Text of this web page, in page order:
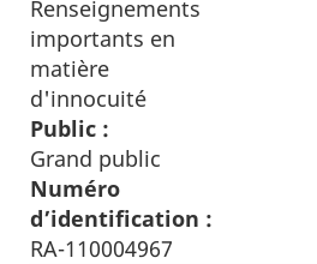
Renseignements
importants en
matière
d'innocuité
Public :
Grand public
Numéro
d’identification :
RA-110004967